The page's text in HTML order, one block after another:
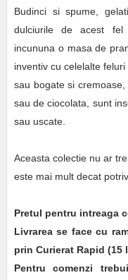
Budinci si spume,
dulciurile de acest fel
incununa o masa de
inventiv cu celelalte
sau bogate si
sau de ciocolata, sunt
sau uscate.
Aceasta colectie nu ar
este mai mult decat
Pretul pentru intreaga
Livrarea se face cu
prin Curierat Rapid (15
Pentru comenzi